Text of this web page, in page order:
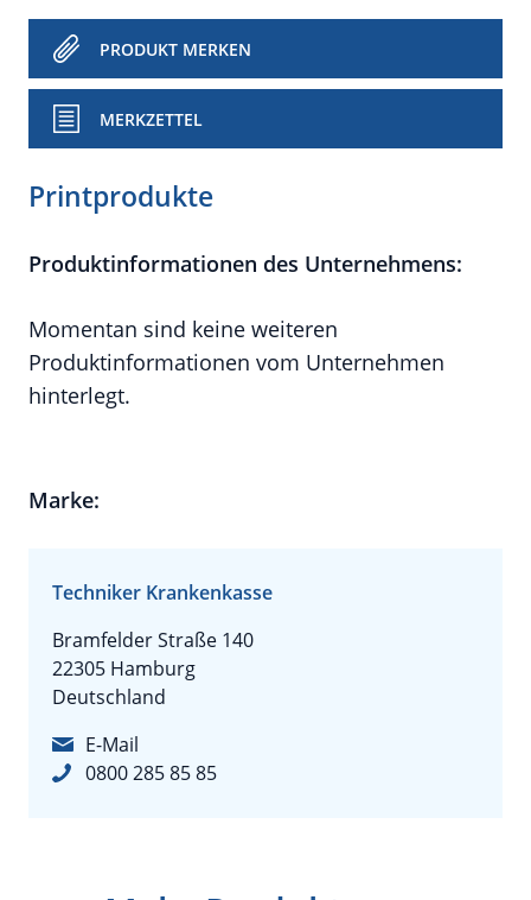
PRODUKT MERKEN
MERKZETTEL
Printprodukte
Produktinformationen des Unternehmens:
Momentan sind keine weiteren
Produktinformationen vom Unternehmen
hinterlegt.
Marke:
Techniker Krankenkasse
Bramfelder Straße 140
22305 Hamburg
Deutschland
E-Mail
0800 285 85 85